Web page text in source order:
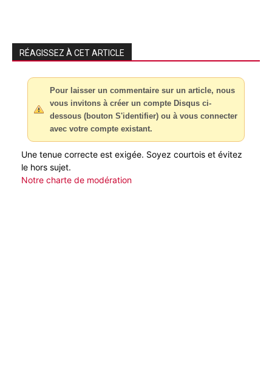
RÉAGISSEZ À CET ARTICLE
Pour laisser un commentaire sur un article, nous
vous invitons à créer un compte Disqus ci-
dessous (bouton S'identifier) ou à vous connecter
avec votre compte existant.
Une tenue correcte est exigée. Soyez courtois et évitez
le hors sujet.
Notre charte de modération